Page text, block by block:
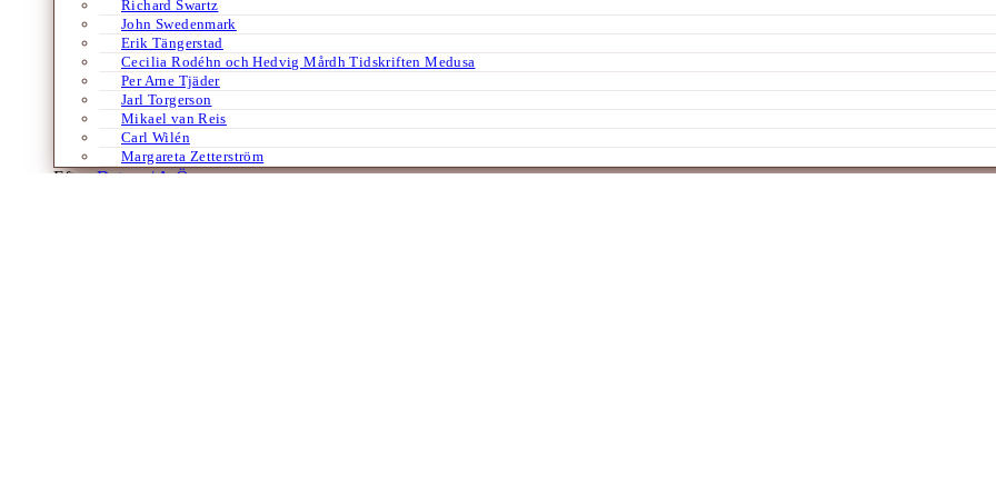
Richard Swartz
John Swedenmark
Erik Tängerstad
Cecilia Rodéhn och Hedvig Mårdh Tidskriften Medusa
Per Arne Tjäder
Jarl Torgerson
Mikael van Reis
Carl Wilén
Margareta Zetterström
Efter:Datum /A-Ö